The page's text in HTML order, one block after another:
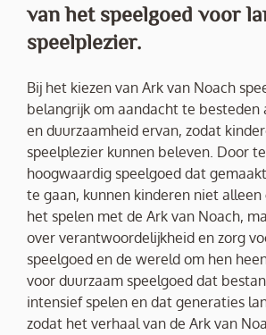
van het speelgoed voor
speelplezier.
Bij het kiezen van Ark van Noach
belangrijk om aandacht te
en duurzaamheid ervan, zodat
speelplezier kunnen beleven. Door
hoogwaardig speelgoed dat
te gaan, kunnen kinderen niet
het spelen met de Ark van Noach,
over verantwoordelijkheid en zorg
speelgoed en de wereld om hen
voor duurzaam speelgoed dat
intensief spelen en dat generaties
zodat het verhaal van de Ark van